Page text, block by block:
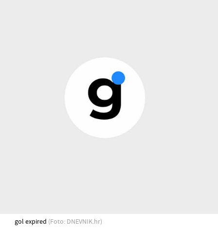
gol expired (Foto: DNEVNIK.hr)